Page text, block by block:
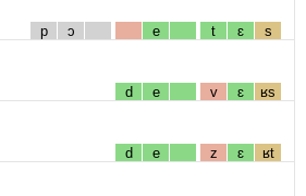
p ɔ e t ɛ s
d e v ɛ ʁs
d e z ɛ ʁt